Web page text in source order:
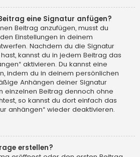
eine Signatur anfügen?
Beitrag anzufügen, musst du
Einstellungen in deinem
Nachdem du die Signatur
kannst du in jedem Beitrag das
aktivieren. Du kannst eine
indem du in deinem persönlichen
Anhängen deiner Signatur
einzelnen Beitrag dennoch ohne
so kannst du dort einfach das
anhängen“ wieder deaktivieren.
erstellen?